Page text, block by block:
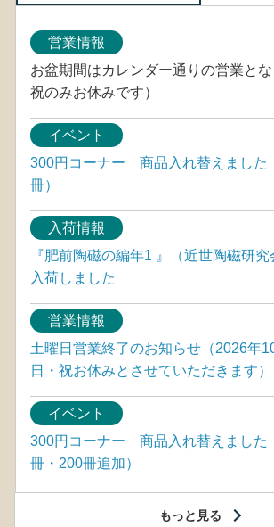
営業情報
お盆期間はカレンダー通りの営業とな
祝のみお休みです）
イベント
300円コーナー 商品入れ替えました
冊）
入荷情報
『肥前陶磁の編年1 』（近世陶磁研
入荷しました
営業情報
土曜日営業終了のお知らせ（2026年
日・祝お休みとさせていただきます）
イベント
300円コーナー 商品入れ替えました
冊・200冊追加）
もっと見る